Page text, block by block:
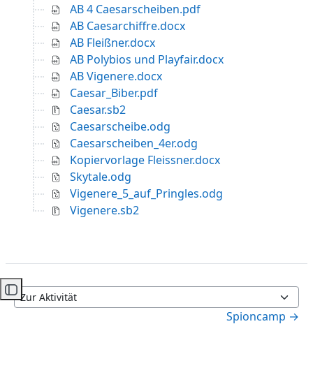
Kursindex öffnen
AB 4 Caesarscheiben.pdf
AB Caesarchiffre.docx
AB Fleißner.docx
AB Polybios und Playfair.docx
AB Vigenere.docx
Caesar_Biber.pdf
Caesar.sb2
Caesarscheibe.odg
Caesarscheiben_4er.odg
Kopiervorlage Fleissner.docx
Skytale.odg
Vigenere_5_auf_Pringles.odg
Vigenere.sb2
Zur Aktivität
Spioncamp →